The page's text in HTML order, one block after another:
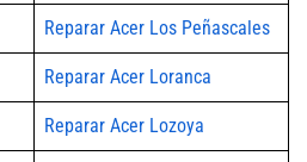
Reparar Acer Los Peñascales
Reparar Acer Loranca
Reparar Acer Lozoya